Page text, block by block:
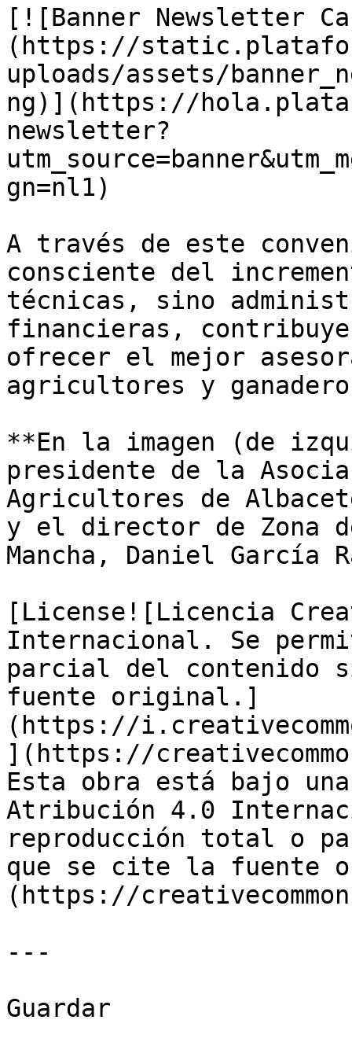
[![Banner Newsletter
(https://
uploads/assets/
ng)](https://
newsletter?
gn=nl1)
A través de este
consciente del
técnicas, sino
financieras,
ofrecer el mejor
agricultores y
**En la imagen (de
presidente de la
Agricultores de
y el director de Zona
Mancha, Daniel García
[License![Licencia
Internacional. Se
parcial del contenido
fuente original.]
(https://
](https://
Esta obra está bajo
Atribución 4.0
reproducción total o
que se cite la fuente
(https://
---
Guardar